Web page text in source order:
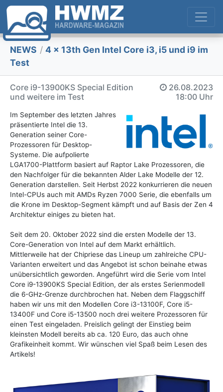
NEWS / 4 x 13th Gen Intel Core i3, i5 und i9 im
Test
Core i9-13900KS Special Edition
und weitere im Test
26.08.2023
18:00 Uhr
Im September des letzten Jahres
präsentierte Intel die 13.
Generation seiner Core-
Prozessoren für Desktop-
Systeme. Die aufpolierte
LGA1700-Plattform basiert auf Raptor Lake Prozessoren, die
den Nachfolger für die bekannten Alder Lake Modelle der 12.
Generation darstellen. Seit Herbst 2022 konkurrieren die neuen
Intel-CPUs auch mit AMDs Ryzen 7000 Serie, die ebenfalls um
die Krone im Desktop-Segment kämpft und auf Basis der Zen 4
Architektur einiges zu bieten hat.
Seit dem 20. Oktober 2022 sind die ersten Modelle der 13.
Core-Generation von Intel auf dem Markt erhältlich.
Mittlerweile hat der Chipriese das Lineup um zahlreiche CPU-
Varianten erweitert und das Angebot ist schon beinahe etwas
unübersichtlich geworden. Angeführt wird die Serie vom Intel
Core i9-13900KS Special Edition, der als erstes Serienmodell
die 6-GHz-Grenze durchbrochen hat. Neben dem Flaggschiff
haben wir uns mit den Modellen Core i3-13100F, Core i5-
13400F und Core i5-13500 noch drei weitere Prozessoren für
einen Test eingeladen. Preislich gelingt der Einstieg beim
kleinsten Modell bereits ab ca. 120 Euro, das auch ohne
Grafikeinheit kommt. Wir wünschen viel Spaß beim Lesen des
Artikels!